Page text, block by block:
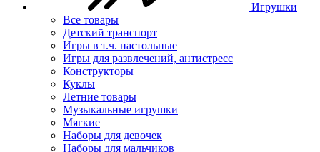
Игрушки
Все товары
Детский транспорт
Игры в т.ч. настольные
Игры для развлечений, антистресс
Конструкторы
Куклы
Летние товары
Музыкальные игрушки
Мягкие
Наборы для девочек
Наборы для мальчиков